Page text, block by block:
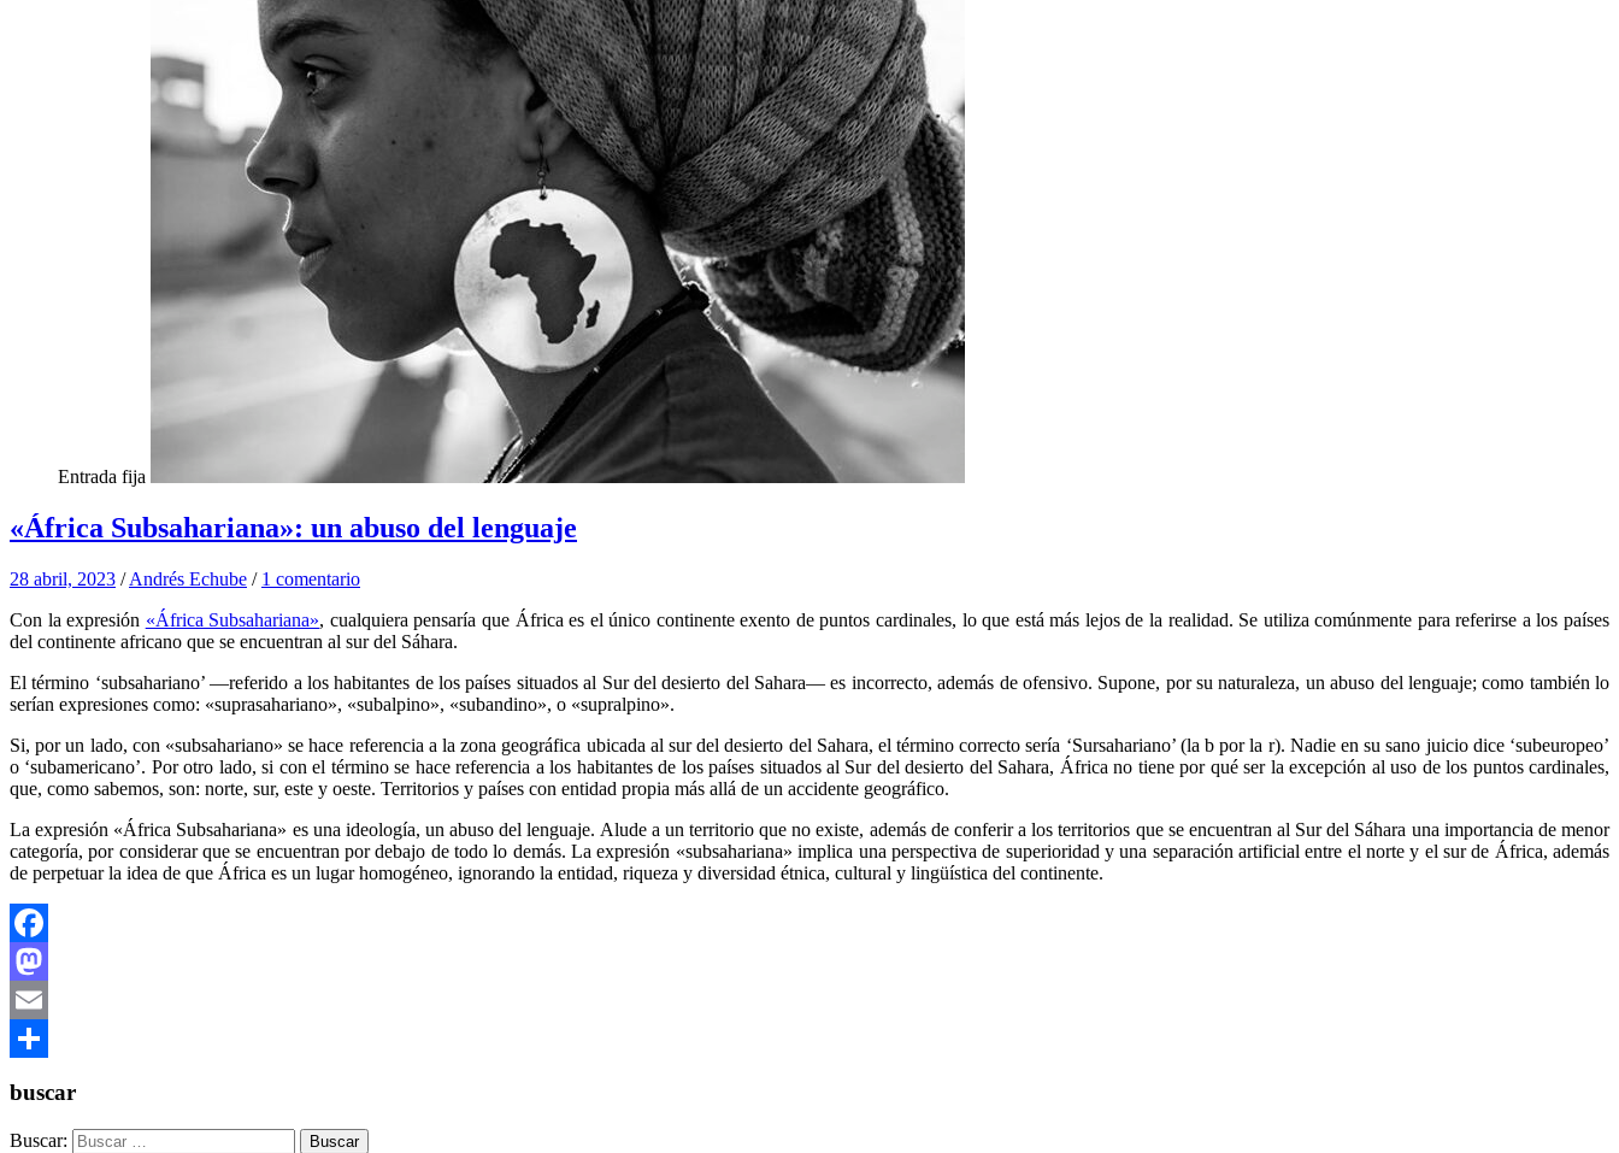
Entrada fija
«África Subsahariana»: un abuso del lenguaje
28 abril, 2023 /Andrés Echube / 1 comentario
Con la expresión «África Subsahariana», cualquiera pensaría que África es el único continente exento de puntos cardinales, lo que está más lejos de la realidad. Se utiliza comúnmente para referirse a los países
del continente africano que se encuentran al sur del Sáhara.
El término ‘subsahariano’ —referido a los habitantes de los países situados al Sur del desierto del Sahara— es incorrecto, además de ofensivo. Supone, por su naturaleza, un abuso del lenguaje; como también lo
serían expresiones como: «suprasahariano», «subalpino», «subandino», o «supralpino».
Si, por un lado, con «subsahariano» se hace referencia a la zona geográfica ubicada al sur del desierto del Sahara, el término correcto sería ‘Sursahariano’ (la b por la r). Nadie en su sano juicio dice ‘subeuropeo’
o ‘subamericano’. Por otro lado, si con el término se hace referencia a los habitantes de los países situados al Sur del desierto del Sahara, África no tiene por qué ser la excepción al uso de los puntos cardinales,
que, como sabemos, son: norte, sur, este y oeste. Territorios y países con entidad propia más allá de un accidente geográfico.
La expresión «África Subsahariana» es una ideología, un abuso del lenguaje. Alude a un territorio que no existe, además de conferir a los territorios que se encuentran al Sur del Sáhara una importancia de menor
categoría, por considerar que se encuentran por debajo de todo lo demás. La expresión «subsahariana» implica una perspectiva de superioridad y una separación artificial entre el norte y el sur de África, además
de perpetuar la idea de que África es un lugar homogéneo, ignorando la entidad, riqueza y diversidad étnica, cultural y lingüística del continente.
Facebook
Mastodon
Email
buscar
Buscar: